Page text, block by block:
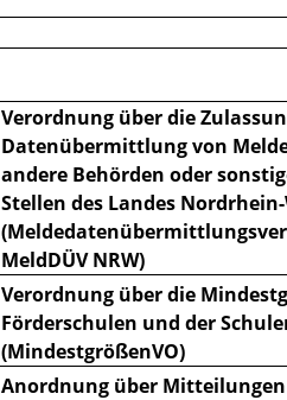
Verordnung über die
Datenübermittlung von
andere Behörden oder
Stellen des Landes
MeldDÜV NRW)
Verordnung über die
Förderschulen und der
(MindestgrößenVO)
Anordnung über